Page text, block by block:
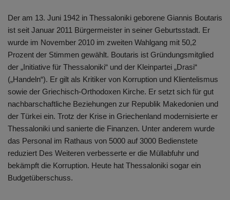
Der am 13. Juni 1942 in Thessaloniki geborene Giannis Boutaris
ist seit Januar 2011 Bürgermeister in seiner Geburtsstadt. Er
wurde im November 2010 im zweiten Wahlgang mit 50,2
Prozent der Stimmen gewählt. Boutaris ist Gründungsmitglied
der „Initiative für Thessaloniki“ und der Kleinpartei „Drasi“
(„Handeln“). Er gilt als Kritiker von Korruption und Klientelismus
sowie der Griechisch-Orthodoxen Kirche. Er setzt sich für gut
nachbarschaftliche Beziehungen zur Republik Makedonien und
der Türkei ein. Trotz der Krise in Griechenland modernisierte er
Thessaloniki und sanierte die Finanzen. Unter anderem wurde
das Personal im Rathaus von 5000 auf 3000 Bedienstete
reduziert Des Weiteren verbesserte er die Müllabfuhr und
bekämpft die Korruption. Heute hat Thessaloniki sogar ein
Budgetüberschuss.